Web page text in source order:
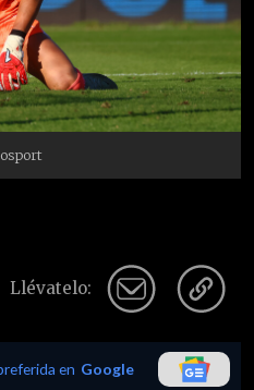
Llévatelo:
en Google